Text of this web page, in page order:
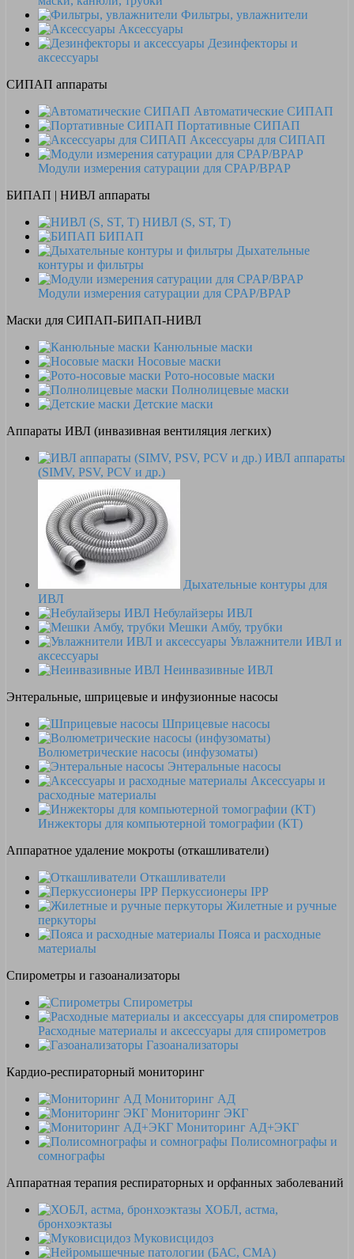
Фильтры, увлажнители
Аксессуары
Дезинфекторы и
аксессуары
СИПАП аппараты
Автоматические СИПАП
Портативные СИПАП
Аксессуары для СИПАП
Модули измерения сатурации для CPAP/BPAP
БИПАП | НИВЛ аппараты
НИВЛ (S, ST, T)
БИПАП
Дыхательные
контуры и фильтры
Модули измерения сатурации для CPAP/BPAP
Маски для СИПАП-БИПАП-НИВЛ
Канюльные маски
Носовые маски
Рото-носовые маски
Полнолицевые маски
Детские маски
Аппараты ИВЛ (инвазивная вентиляция легких)
ИВЛ аппараты
(SIMV, PSV, PCV и др.)
Дыхательные контуры для
ИВЛ
Небулайзеры ИВЛ
Мешки Амбу, трубки
Увлажнители ИВЛ и
аксессуары
Неинвазивные ИВЛ
Энтеральные, шприцевые и инфузионные насосы
Шприцевые насосы
Волюметрические насосы (инфузоматы)
Энтеральные насосы
Аксессуары и
расходные материалы
Инжекторы для компьютерной томографии (КТ)
Аппаратное удаление мокроты (откашливатели)
Откашливатели
Перкуссионеры IPP
Жилетные и ручные
перкуторы
Пояса и расходные
материалы
Спирометры и газоанализаторы
Спирометры
Расходные материалы и аксессуары для спирометров
Газоанализаторы
Кардио-респираторный мониторинг
Мониторинг АД
Мониторинг ЭКГ
Мониторинг АД+ЭКГ
Полисомнографы и
сомнографы
Аппаратная терапия респираторных и орфанных заболеваний
ХОБЛ, астма,
бронхоэктазы
Муковисцидоз